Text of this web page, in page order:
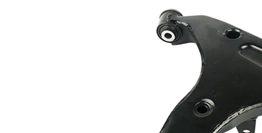
sentetik yağ ile
Taşıyıcı/kılavuz